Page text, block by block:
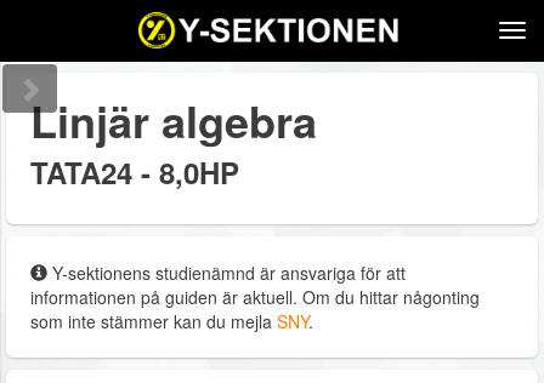
Linjär algebra
TATA24 - 8,0HP
Y-sektionens studienämnd är ansvariga för att
informationen på guiden är aktuell. Om du hittar någonting
som inte stämmer kan du mejla SNY.